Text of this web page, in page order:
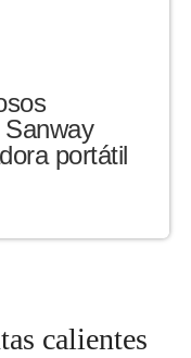
portátil
calientes